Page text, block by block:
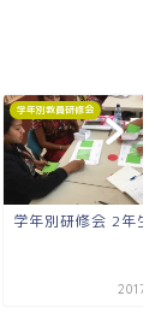
学年別教員研修会
弱気セニョリータが
2017-